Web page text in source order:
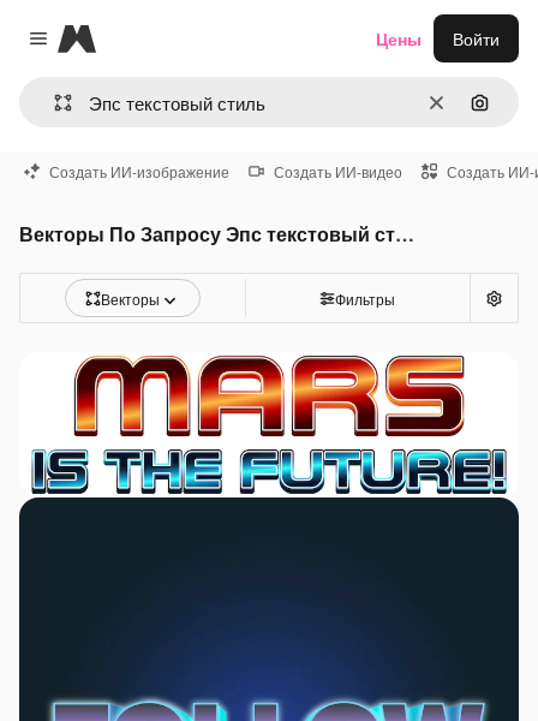
Close menu
Magnific
ОчиститьПоиск
Цены Войти
Создать ИИ-изображение Создать ИИ-видео Создать ИИ-
Векторы По Запросу Эпс текстовый стиль
Векторы Фильтры